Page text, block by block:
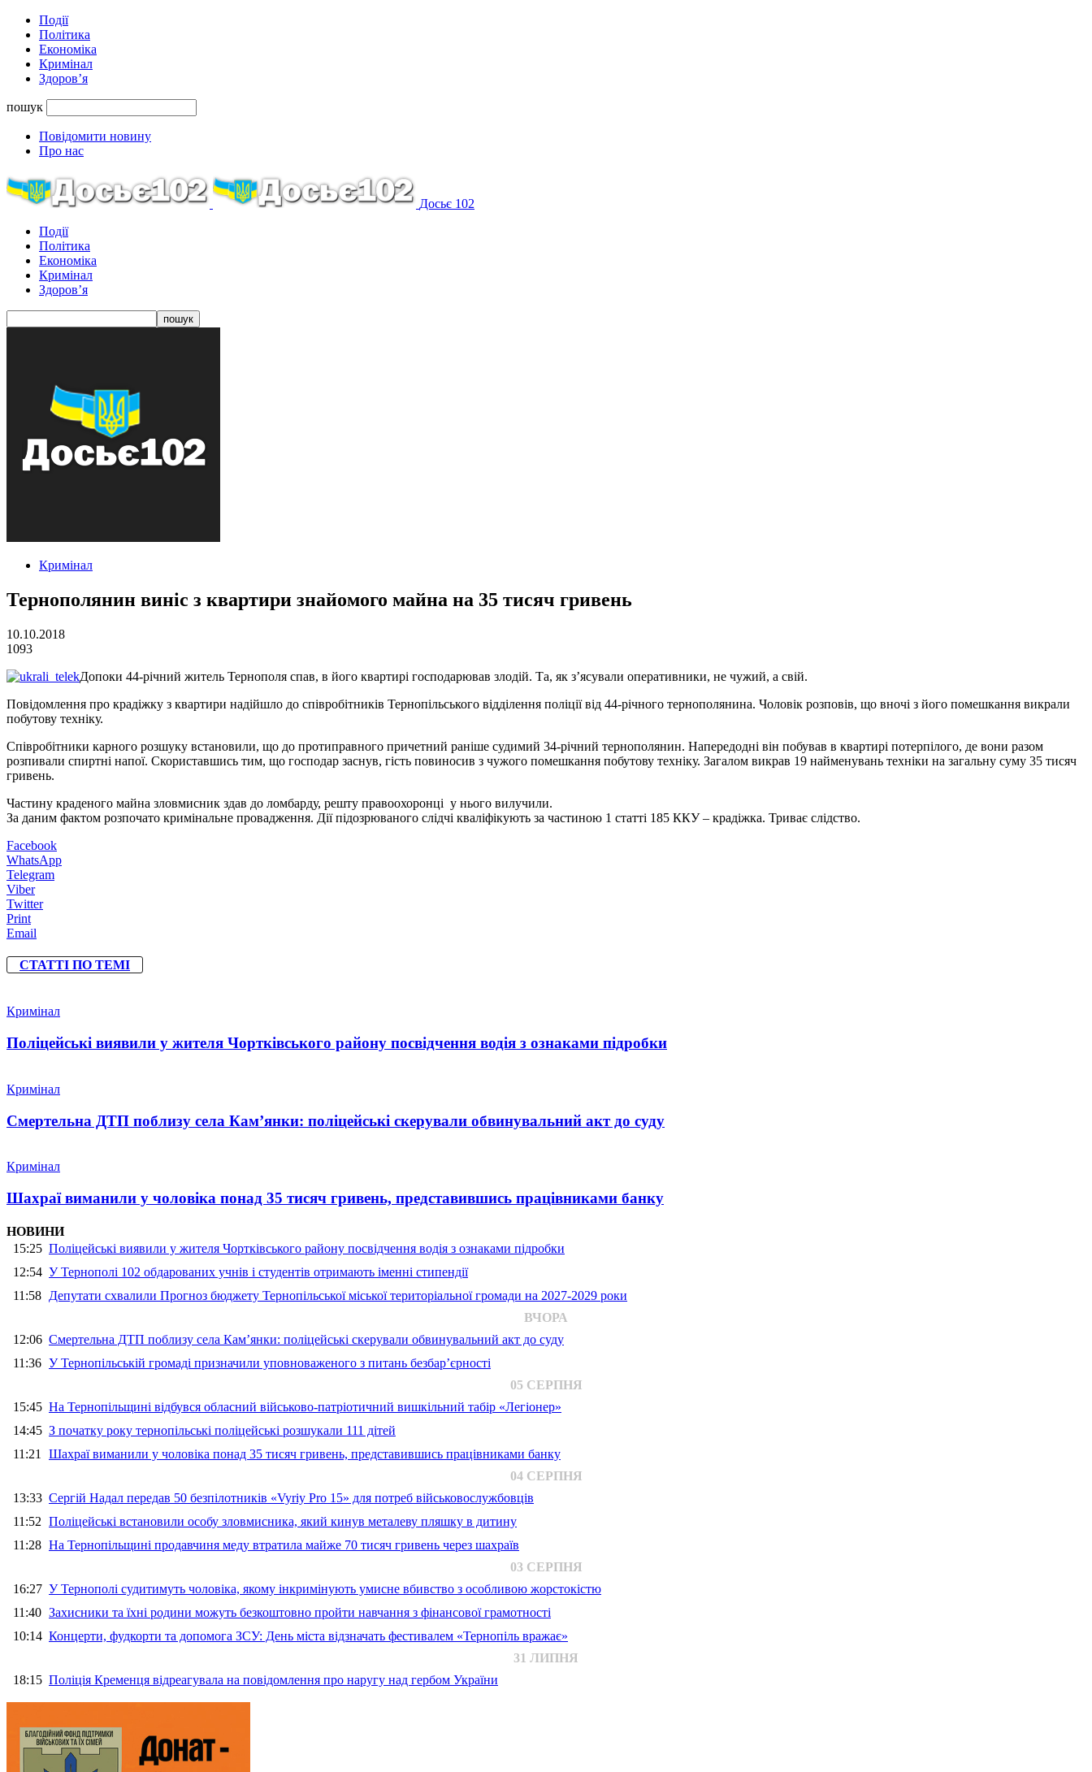
Події
Політика
Економіка
Кримінал
Здоров’я
пошук
Повідомити новину
Про нас
Досьє 102
Події
Політика
Економіка
Кримінал
Здоров’я
Кримінал
Тернополянин виніс з квартири знайомого майна на 35 тисяч гривень
10.10.2018
1093
Допоки 44-річний житель Тернополя спав, в його квартирі господарював злодій. Та, як з’ясували оперативники, не чужий, а свій.
Повідомлення про крадіжку з квартири надійшло до співробітників Тернопільського відділення поліції від 44-річного тернополянина. Чоловік розповів, що вночі з його помешкання викрали
побутову техніку.
Співробітники карного розшуку встановили, що до протиправного причетний раніше судимий 34-річний тернополянин. Напередодні він побував в квартирі потерпілого, де вони разом
розпивали спиртні напої. Скориставшись тим, що господар заснув, гість повиносив з чужого помешкання побутову техніку. Загалом викрав 19 найменувань техніки на загальну суму 35 тисяч
гривень.
Частину краденого майна зловмисник здав до ломбарду, решту правоохоронці у нього вилучили.
За даним фактом розпочато кримінальне провадження. Дії підозрюваного слідчі кваліфікують за частиною 1 статті 185 ККУ – крадіжка. Триває слідство.
Facebook
WhatsApp
Telegram
Viber
Twitter
Print
Email
СТАТТІ ПО ТЕМІ
Кримінал
Поліцейські виявили у жителя Чортківського району посвідчення водія з ознаками підробки
Кримінал
Смертельна ДТП поблизу села Кам’янки: поліцейські скерували обвинувальний акт до суду
Кримінал
Шахраї виманили у чоловіка понад 35 тисяч гривень, представившись працівниками банку
НОВИНИ
15:25 Поліцейські виявили у жителя Чортківського району посвідчення водія з ознаками підробки
12:54 У Тернополі 102 обдарованих учнів і студентів отримають іменні стипендії
11:58 Депутати схвалили Прогноз бюджету Тернопільської міської територіальної громади на 2027-2029 роки
ВЧОРА
12:06 Смертельна ДТП поблизу села Кам’янки: поліцейські скерували обвинувальний акт до суду
11:36 У Тернопільській громаді призначили уповноваженого з питань безбар’єрності
05 СЕРПНЯ
15:45 На Тернопільщині відбувся обласний військово-патріотичний вишкільний табір «Легіонер»
14:45 З початку року тернопільські поліцейські розшукали 111 дітей
11:21 Шахраї виманили у чоловіка понад 35 тисяч гривень, представившись працівниками банку
04 СЕРПНЯ
13:33 Сергій Надал передав 50 безпілотників «Vyriy Pro 15» для потреб військовослужбовців
11:52 Поліцейські встановили особу зловмисника, який кинув металеву пляшку в дитину
11:28 На Тернопільщині продавчиня меду втратила майже 70 тисяч гривень через шахраїв
03 СЕРПНЯ
16:27 У Тернополі судитимуть чоловіка, якому інкримінують умисне вбивство з особливою жорстокістю
11:40 Захисники та їхні родини можуть безкоштовно пройти навчання з фінансової грамотності
10:14 Концерти, фудкорти та допомога ЗСУ: День міста відзначать фестивалем «Тернопіль вражає»
31 ЛИПНЯ
18:15 Поліція Кременця відреагувала на повідомлення про наругу над гербом України